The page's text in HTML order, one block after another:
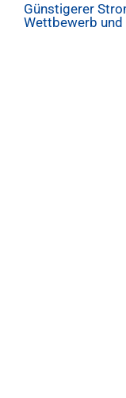
Günstigerer
Wettbewerb